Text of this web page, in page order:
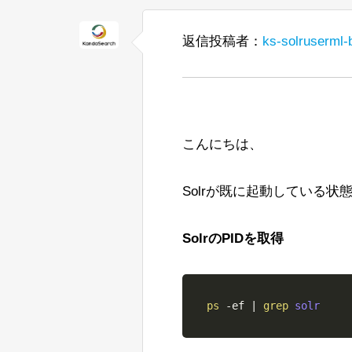
JVMJ9VM007W
その後、コンソールにはガベージ
されますが、コンソールには表示さ
終了が単語の終わりであるように
れることはわかっています）
したがって、BreakIteratorや関連す
次に検討しているもう1つのアプロ
私が言ったように、すべての提案を
Jan Ulrich Robens
式の文字列を認識しませんでした。
「Search streaming expression」
か？ 通常の「shards」パラメータ
guides/solr-reference-guide-main/
Joel Bernstein
http://joelsolr.blogspot.com/
返信投稿者： ks-solruserml-
こんにちは、
Solrが既に起動している状態
SolrのPIDを取得
ps -ef grep